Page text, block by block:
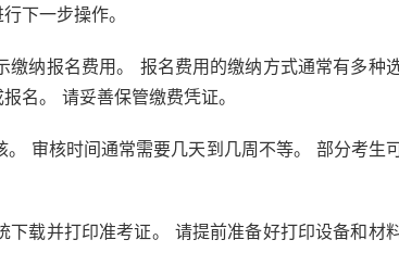
下一步操作。
纳报名费用。 报名费用的缴纳方式通常有多种选
名。 请妥善保管缴费凭证。
审核时间通常需要几天到几周不等。 部分考生
下载并打印准考证。 请提前准备好打印设备和材